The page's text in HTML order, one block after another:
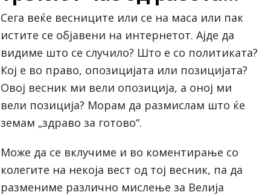
Сега веќе весниците или се на маса или пак
истите се објавени на интернетот. Ајде да
видиме што се случило? Што е со политиката?
Кој е во право, опозицијата или позицијата?
Овој весник ми вели опозиција, а оној ми
вели позиција? Морам да размислам што ќе
земам „здраво за готово“.
Може да се вклучиме и во коментирање со
колегите на некоја вест од тој весник, па да
размениме различно мислење за Велија